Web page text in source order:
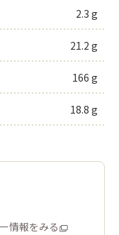
2.3 g
21.2 g
166 g
18.8 g
情報をみる